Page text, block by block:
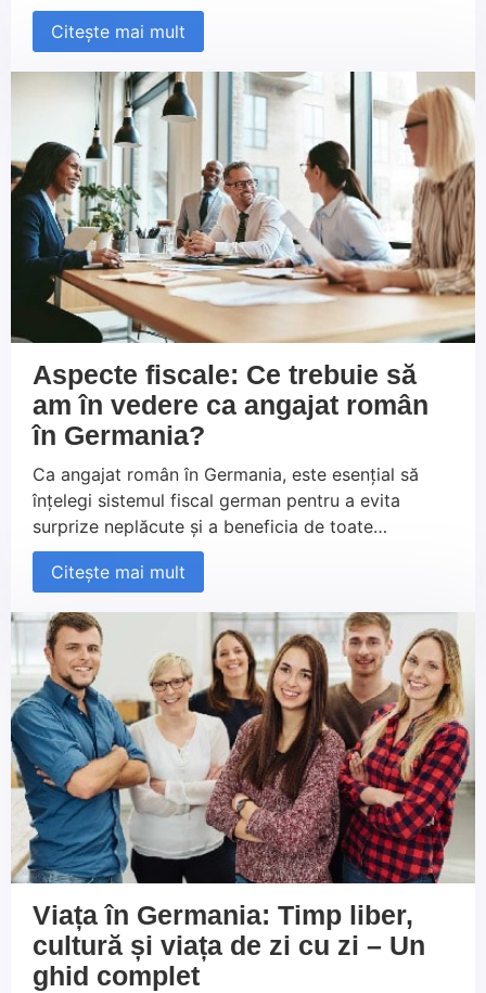
Germania oferă oportunități excelente pentru a vă
extinde competențele și a vă atinge obiectivele
profitați de aceste oportunități și să vă construiți
un viitor solid în cariera dvs. în Germania.
Citește mai mult
Aspecte fiscale: Ce trebuie să
am în vedere ca angajat român
în Germania?
Ca angajat român în Germania, este esențial să
înțelegi sistemul fiscal german pentru a evita
surprize neplăcute și a beneficia de toate
avantajele fiscale disponibile. Alegerea corectă a
clasei de impozitare și utilizarea deducerilor
și diurna, te pot ajuta să îți crești semnificativ
venitul net. În acest articol, îți explicăm pas cu pas
cum să îți gestionezi corect obligațiile fiscale în
Germania și cum să îți optimizezi declarația fiscală
pentru a te bucura de un venit mai mare.
Citește mai mult
Viața în Germania: Timp liber,
cultură și viața de zi cu zi – Un
ghid complet